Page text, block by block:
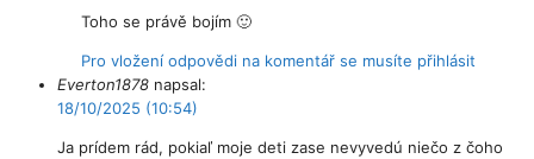
Toho se právě bojím 🙂
Pro vložení odpovědi na komentář se musíte přihlásit
Everton1878 napsal:
18/10/2025 (10:54)
Ja prídem rád, pokiaľ moje deti zase nevyvedú niečo z čoho